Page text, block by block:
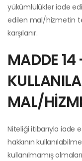
yükümlülükler iade
edilen mal/hizmetin
karşılanır.
MADDE
MAL/
Niteliği itibarıyla
hakkının
kullanılmamış